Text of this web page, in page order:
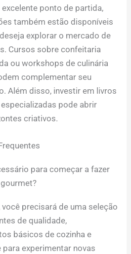
ponto de partida,
também estão disponíveis
explorar o mercado de
Cursos sobre confeitaria
ou workshops de culinária
complementar seu
Além disso, investir em livros
pode abrir
criativos.
para começar a fazer
você precisará de uma seleção
de qualidade,
básicos de cozinha e
experimentar novas